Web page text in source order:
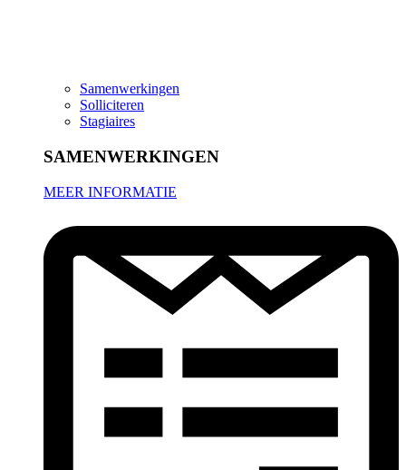
Samenwerkingen
Solliciteren
Stagiaires
SAMENWERKINGEN
MEER INFORMATIE